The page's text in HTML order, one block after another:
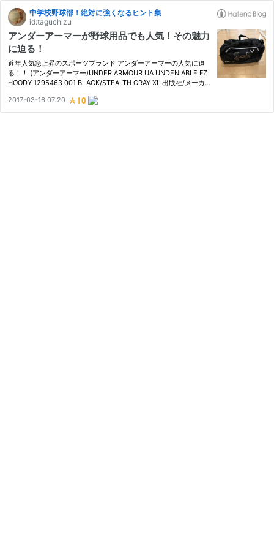
中学校野球部！絶対に強くなるヒント集
id:taguchizu
アンダーアーマーが野球用品でも人気！その魅力
に迫る！
近年人気急上昇のスポーツブランド アンダーアーマーの人気に迫
る！！ (アンダーアーマー)UNDER ARMOUR UA UNDENIABLE FZ
HOODY 1295463 001 BLACK/STEALTH GRAY XL 出版社/メーカ
ズ この商品を含むブログを見る 〇野球界でも人気！アンダーアー
マーとは？ 先…
2017-03-16 07:20